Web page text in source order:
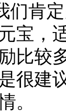
们肯
宝，
比较
很建
。